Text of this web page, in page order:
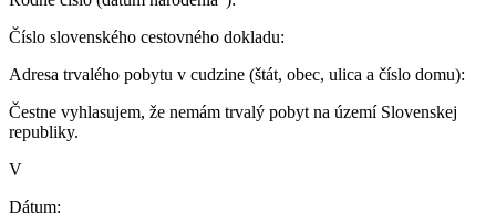
Číslo slovenského cestovného dokladu:
Adresa trvalého pobytu v cudzine (štát, obec, ulica a číslo domu):
Čestne vyhlasujem, že nemám trvalý pobyt na území Slovenskej
republiky.
V
Dátum: